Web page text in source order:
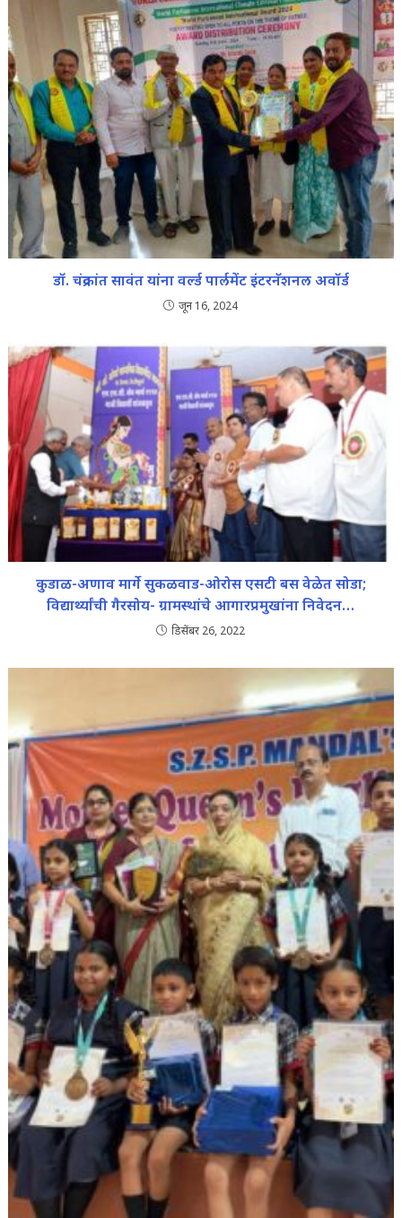
डॉ. चंद्रकांत सावंत यांना वर्ल्ड पार्लमेंट इंटरनॅशनल अवॉर्ड
जून 16, 2024
कुडाळ-अणाव मार्गे सुकळवाड-ओरोस एसटी बस वेळेत सोडा;
विद्यार्थ्यांची गैरसोय- ग्रामस्थांचे आगारप्रमुखांना निवेदन…
डिसेंबर 26, 2022